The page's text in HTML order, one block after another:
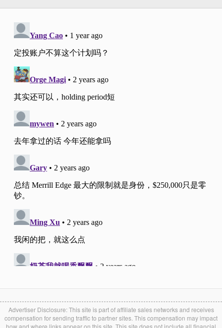
Advertiser Disclosure: This site is part of affiliate sales networks and receives
compensation for sending traffic to partner sites. This compensation may impact